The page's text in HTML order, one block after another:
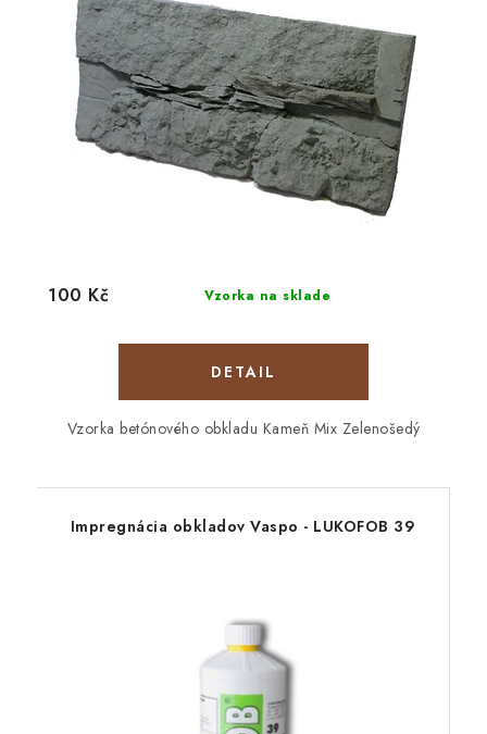
Vzorka na sklade
100 Kč
DETAIL
Vzorka betónového obkladu Kameň Mix Zelenošedý
Impregnácia obkladov Vaspo - LUKOFOB 39